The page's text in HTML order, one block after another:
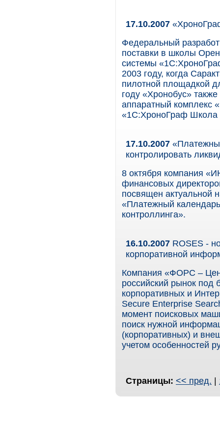
17.10.2007
Федеральный
поставки в школы
системы
2003 году, когда
пилотной площадкой
году «Хронобус»
аппаратный комплекс
«1С:ХроноГраф
17.10.2007
контролировать
8 октября компания
финансовых
посвящен актуальной
«Платежный календарь
контроллинга».
16.10.2007 ROSES -
корпоративной
Компания «ФОРС –
российский рынок под
корпоративных и
Secure Enterprise
момент поисковых
поиск нужной
(корпоративных) и
учетом особенностей
Страницы: << пред. |